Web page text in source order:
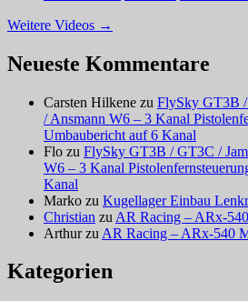
Weitere Videos →
Neueste Kommentare
Carsten Hilkene zu FlySky GT3B
/ Ansmann W6 – 3 Kanal
Umbaubericht auf 6 Kanal
Flo zu FlySky GT3B / GT3C /
W6 – 3 Kanal
Kanal
Marko zu Kugellager Einbau
Christian zu AR Racing – ARx-
Arthurzu AR Racing – ARx-540
Kategorien